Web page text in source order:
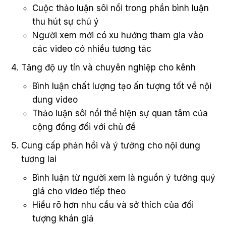
Cuộc thảo luận sôi nổi trong phần bình luận
thu hút sự chú ý
Người xem mới có xu hướng tham gia vào
các video có nhiều tương tác
Tăng độ uy tín và chuyên nghiệp cho kênh
Bình luận chất lượng tạo ấn tượng tốt về nội
dung video
Thảo luận sôi nổi thể hiện sự quan tâm của
cộng đồng đối với chủ đề
Cung cấp phản hồi và ý tưởng cho nội dung
tương lai
Bình luận từ người xem là nguồn ý tưởng quý
giá cho video tiếp theo
Hiểu rõ hơn nhu cầu và sở thích của đối
tượng khán giả